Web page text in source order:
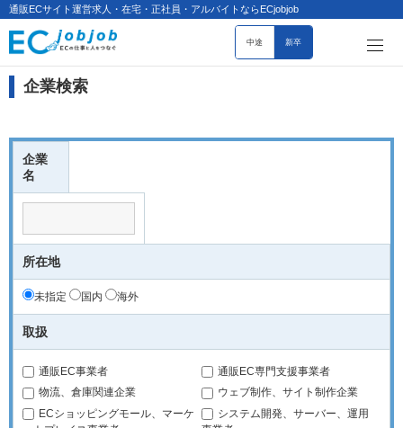
通販ECサイト運営求人・在宅・正社員・アルバイトならECjobjob
中途 新卒
企業検索
企業
名
所在地
未指定 国内 海外
取扱
通販EC事業者
通販EC専門支援事業者
物流、倉庫関連企業
ウェブ制作、サイト制作企業
ECショッピングモール、マーケ
システム開発、サーバー、運用